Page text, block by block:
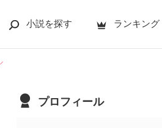
小説を探す ランキング
プロフィール